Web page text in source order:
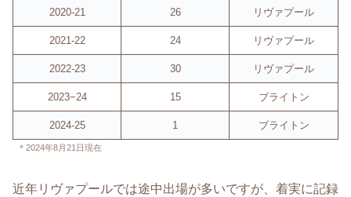
2020-21 26 リヴァプール
2021-22 24 リヴァプール
2022-23 30 リヴァプール
2023−24 15 ブライトン
2024-25 1 ブライトン
＊2024年8月21日現在
近年リヴァプールでは途中出場が多いですが、着実に記録